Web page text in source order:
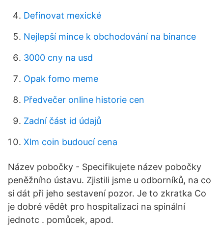
Definovat mexické
Nejlepší mince k obchodování na binance
3000 cny na usd
Opak fomo meme
Předvečer online historie cen
Zadní část id údajů
Xlm coin budoucí cena
Název pobočky - Specifikujete název pobočky
peněžního ústavu. Zjistili jsme u odborníků, na co
si dát při jeho sestavení pozor. Je to zkratka Co
je dobré vědět pro hospitalizaci na spinální
jednotc . pomůcek, apod.